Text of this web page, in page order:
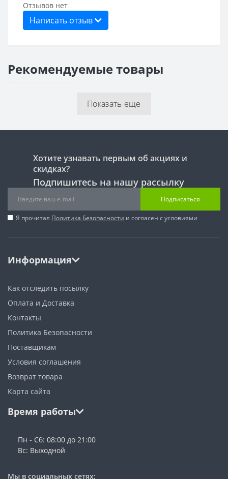
Отзывов нет
Написать отзыв
Рекомендуемые товары
Показать еще
Хотите узнавать первым об акциях и
скидках?
Подпишитесь на нашу рассылку
Подписаться
Я прочитал Политика Безопасности и согласен с условиями
Информация
Как отследить посылку
Оплата и Доставка
Контакты
Политика Безопасности
Поставщикам
Условия соглашения
Возврат товара
Карта сайта
Время работы
Пн - Сб: 08:00 до 21:00
Вс: Выходной
Мы в социальных сетях: